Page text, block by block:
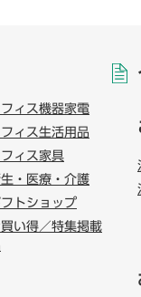
ィス機器家電
ィス生活用品
ィス家具
・医療・介護
トショップ
い得／特集掲載